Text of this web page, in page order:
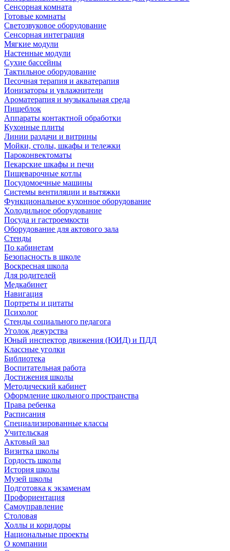
Сенсорная комната
Готовые комнаты
Светозвуковое оборудование
Сенсорная интеграция
Мягкие модули
Настенные модули
Сухие бассейны
Тактильное оборудование
Песочная терапия и акватерапия
Ионизаторы и увлажнители
Ароматерапия и музыкальная среда
Пищеблок
Аппараты контактной обработки
Кухонные плиты
Линии раздачи и витрины
Мойки, столы, шкафы и тележки
Пароконвектоматы
Пекарские шкафы и печи
Пищеварочные котлы
Посудомоечные машины
Системы вентиляции и вытяжки
Функциональное кухонное оборудование
Холодильное оборудование
Посуда и гастроемкости
Оборудование для актового зала
Стенды
По кабинетам
Безопасность в школе
Воскресная школа
Для родителей
Медкабинет
Навигация
Портреты и цитаты
Психолог
Стенды социального педагога
Уголок дежурства
Юный инспектор движения (ЮИД) и ПДД
Классные уголки
Библиотека
Воспитательная работа
Достижения школы
Методический кабинет
Оформление школьного пространства
Права ребенка
Расписания
Специализированные классы
Учительская
Актовый зал
Визитка школы
Гордость школы
История школы
Музей школы
Подготовка к экзаменам
Профориентация
Самоуправление
Столовая
Холлы и коридоры
Национальные проекты
О компании